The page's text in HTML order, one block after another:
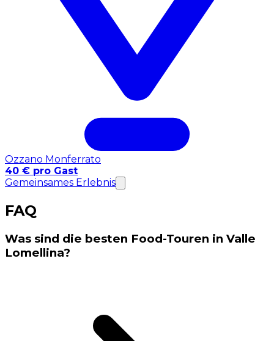
Ozzano Monferrato
40 € pro Gast
Gemeinsames Erlebnis
FAQ
Was sind die besten Food-Touren in Valle
Lomellina?